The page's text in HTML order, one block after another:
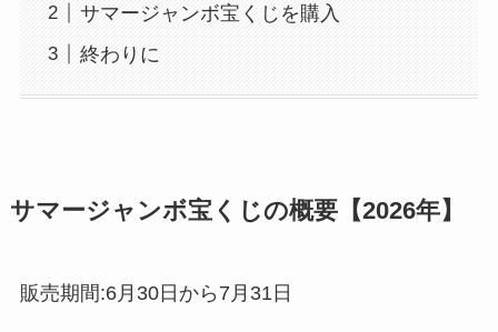
サマージャンボ宝くじを購入
終わりに
サマージャンボ宝くじの概要【2026年】
販売期間:6月30日から7月31日